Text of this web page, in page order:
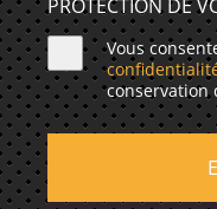
PROTECTION DE
Vous
conservation